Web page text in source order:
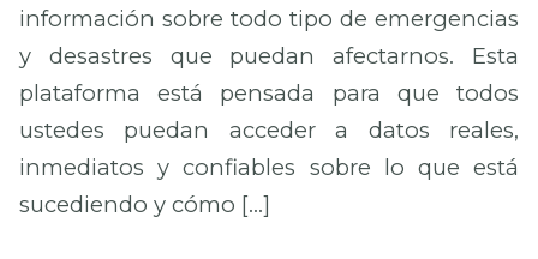
información sobre todo tipo de emergencias
y desastres que puedan afectarnos. Esta
plataforma está pensada para que todos
ustedes puedan acceder a datos reales,
inmediatos y confiables sobre lo que está
sucediendo y cómo […]